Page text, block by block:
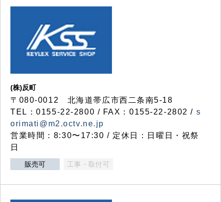
(株)反町
〒080-0012 北海道帯広市西二条南5-18
TEL：0155-22-2800 / FAX：0155-22-2802 / s
orimati@m2.octv.ne.jp
営業時間：8:30〜17:30 / 定休日：日曜日・祝祭
日
販売可 工事・取付可